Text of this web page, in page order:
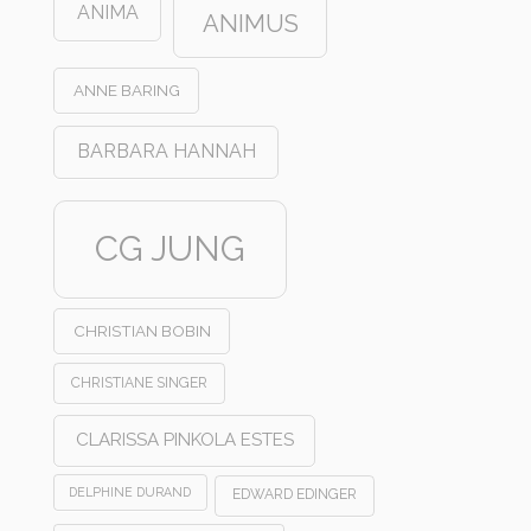
ANIMA ANIMUS
ANNE BARING
BARBARA HANNAH
CG JUNG
CHRISTIAN BOBIN
CHRISTIANE SINGER
CLARISSA PINKOLA ESTES
DELPHINE DURAND EDWARD EDINGER